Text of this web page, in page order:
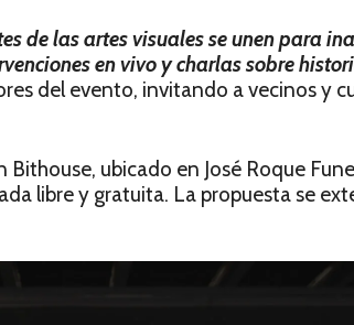
de las artes visuales se unen para
en vivo y charlas sobre
del evento, invitando a vecinos y
ubicado en José Roque
libre y gratuita. La propuesta se